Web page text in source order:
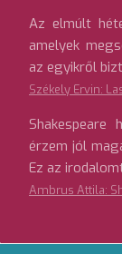
Az elmúlt
amelyek
az egyikről
Székely Ervin:
érzem jól
Ez az
Ambrus Attila: